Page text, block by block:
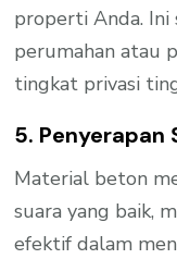
properti Anda.
perumahan atau
tingkat privasi
5. Penyerapan
Material beton
suara yang baik,
efektif dalam